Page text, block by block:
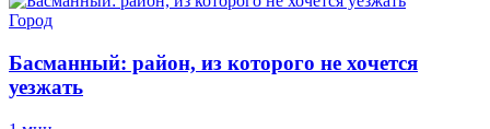
Город
Басманный: район, из которого не хочется
уезжать